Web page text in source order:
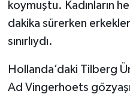
koymuştu. Kadınların
dakika sürerken
sınırlıydı.
Hollanda’daki Tilberg
Ad Vingerhoets